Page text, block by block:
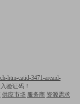
htm-catid-3471-areaid-
验证码！
供应市场 服务商 资源需求